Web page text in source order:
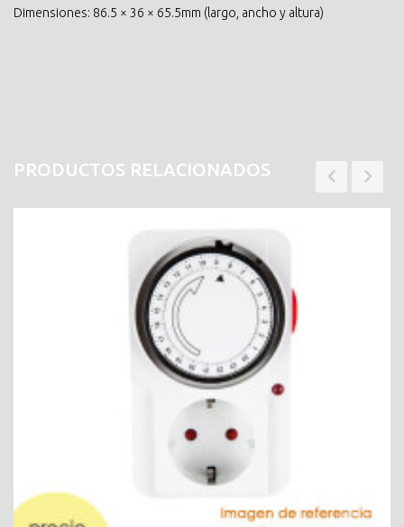
Dimensiones: 86.5 × 36 × 65.5mm (largo, ancho y altura)
PRODUCTOS RELACIONADOS